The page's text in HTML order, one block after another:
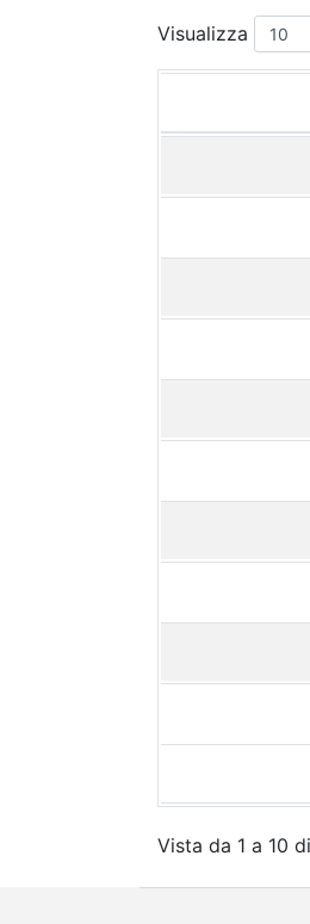
Visualizza
Vista da 1 a 10